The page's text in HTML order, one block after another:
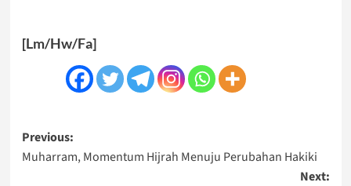
[Lm/Hw/Fa]
Post
navigation
Previous:
Muharram, Momentum Hijrah Menuju Perubahan Hakiki
Next: